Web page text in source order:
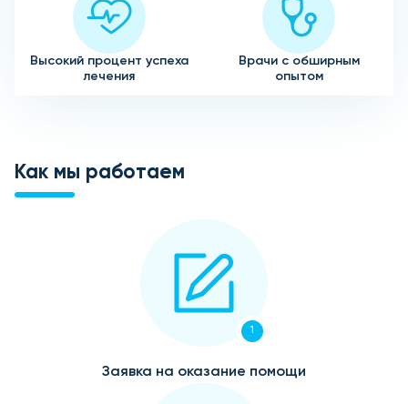
Высокий процент успеха
лечения
Врачи с обширным
опытом
Как мы работаем
1
Заявка на оказание помощи